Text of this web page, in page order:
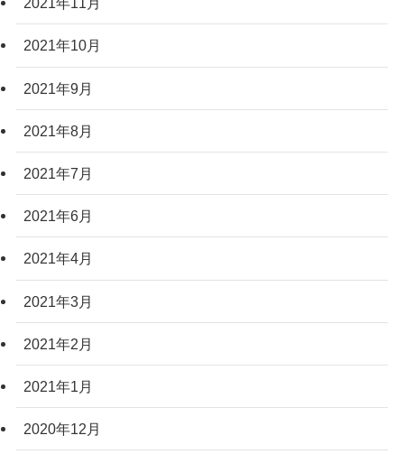
2021年10月
2021年9月
2021年8月
2021年7月
2021年6月
2021年4月
2021年3月
2021年2月
2021年1月
2020年12月